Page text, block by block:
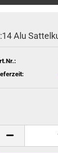
Alu